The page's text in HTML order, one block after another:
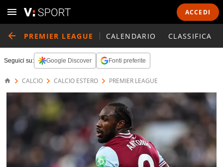
ACCEDI
PREMIER LEAGUE CALENDARIO CLASSIFICA
Seguici su: Google Discover Fonti preferite
CALCIO CALCIO ESTERO PREMIER LEAGUE